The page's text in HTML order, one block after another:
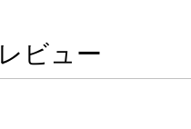
レビュー